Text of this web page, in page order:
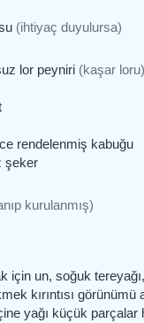
(ihtiyaç duyulursa)
lor peyniri (kaşar loru)
rendelenmiş kabuğu
şeker
kurulanmış)
için un, soğuk
kırıntısı
yağı küçük